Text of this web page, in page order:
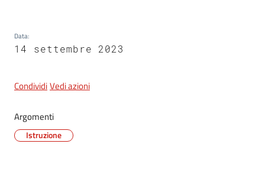
Servizi
gli
argomenti
Data:
14 settembre 2023
CondividiVedi azioni
Argomenti
Istruzione